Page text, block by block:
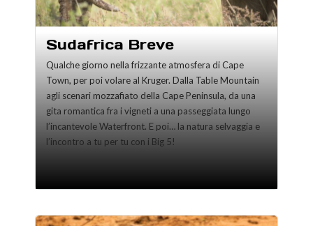
Sudafrica Breve
Qualche giorno nella frizzante atmosfera di Cape
Town, per poi volare al Kruger. Dalla Table Mountain
agli scenari mozzafiato della Cape Peninsula, da una
gita romantica fra i vigneti a una passeggiata lungo
l’incantevole Waterfront. E poi… la natura selvaggia e
l’incontro a tu per tu con i Big 5!